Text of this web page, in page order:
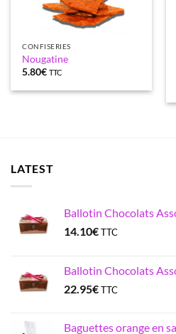
CONFISERIES
Nougatine
5.80€ TTC
LATEST
Ballotin Chocolats
14.10€TTC
Ballotin Chocolats
22.95€TTC
Baguettes orange en